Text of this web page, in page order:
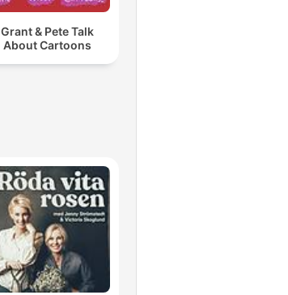
Grant & Pete Talk
About Cartoons